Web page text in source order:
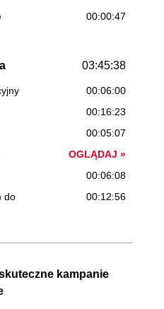
00:00:47
03:45:38
00:06:00
00:16:23
00:05:07
OGLĄDAJ »
00:06:08
do
00:12:56
kampanie